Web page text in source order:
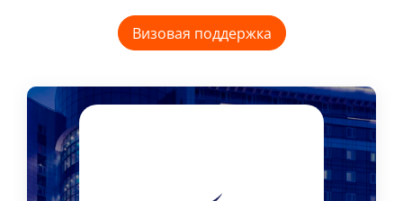
Визовая поддержка